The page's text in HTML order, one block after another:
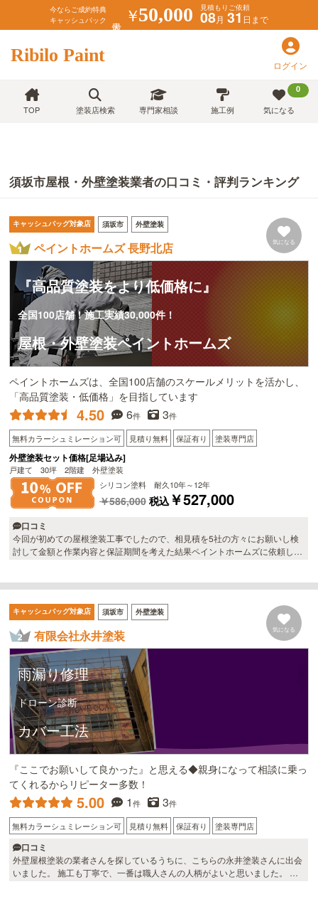
今ならご成約特典
キャッシュバック
￥50,000 見積もりご依頼
08月 31日まで
Ribilo Paint ログイン
TOP 塗装店検索 専門家相談 施工例
0
気になる
須坂市屋根・外壁塗装業者の口コミ・評判ランキング
キャッシュバッグ対象店 須坂市 外壁塗装
ペイントホームズ 長野北店 気になる
『高品質塗装をより低価格に』
全国100店舗！施工実績30,000件！
屋根・外壁塗装ペイントホームズ
ペイントホームズは、全国100店舗のスケールメリットを活かし、
「高品質塗装・低価格」を目指しています
4.50 6件 3件
無料カラーシュミレーション可 見積り無料 保証有り 塗装専門店
外壁塗装セット価格[足場込み]
戸建て 30坪 2階建 外壁塗装
シリコン塗料 耐久10年～12年
￥586,000 税込￥527,000
口コミ
今回が初めての屋根塗装工事でしたので、相見積を5社の方々にお願いし検
討して金額と作業内容と保証期間を考えた結果ペイントホームズに依頼しま
黙々と仕事をされており、帰る前には本日の作業について毎回説明してくれ
るので良かったです。 屋根は見違えるほど綺麗になり、気になっていた雨漏
れも止まった様子。 アフターフォローもしてもらえるとのことで助かりま
す。 また機会があればよろしくお願いします。
キャッシュバッグ対象店 須坂市 外壁塗装
有限会社永井塗装 気になる
雨漏り修理
ドローン診断
カバー工法
『ここでお願いして良かった』と思える◆親身になって相談に乗っ
てくれるからリピーター多数！
5.00 1件 3件
無料カラーシュミレーション可 見積り無料 保証有り 塗装専門店
口コミ
外壁屋根塗装の業者さんを探しているうちに、こちらの永井塗装さんに出会
いました。 施工も丁寧で、一番は職人さんの人柄がよいと思いました。 お